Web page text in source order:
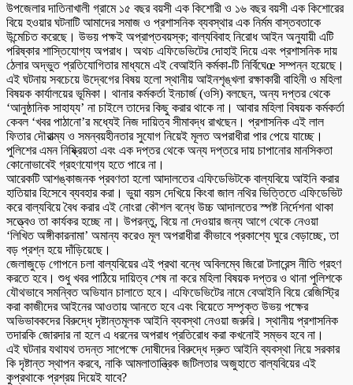
উপজেলার দাতিনাখালী গ্রামে ১৫ বছর বয়সী এক কিশোরী ও ১৬ বছর বয়সী এক কিশোরের
বিয়ে হওয়ার ঘটনাটি আমাদের সমাজ ও প্রশাসনিক ব্যবস্থার এক নির্মম বাস্তবতাকে
উন্মেচিত করেছে। উভয় পক্ষই অপ্রাপ্তবয়স্ক; বাল্যবিবাহ নিরোধ আইন অনুযায়ী এটি
পরিষ্কার শাস্তিযোগ্য অপরাধ। অথচ এফিডেভিটের দোহাই দিয়ে এবং প্রশাসনিক দায়
ঠেলার অদ্ভুত প্রতিযোগিতার মাধ্যমে এই বেআইনি কর্মকা-টি নির্বিঘেœ সম্পন্ন হয়েছে।
এই ঘটনায় সবচেয়ে উদ্বেগের বিষয় হলো স্থানীয় আইনশৃঙ্খলা রক্ষাকারী বাহিনী ও মহিলা
বিষয়ক কার্যালয়ের ভূমিকা। থানার কর্মকর্তা ইনচার্জ (ওসি) বলছেন, অন্য দপ্তর থেকে
‘আনুষ্ঠানিক সাহায্য’ না চাইলে তাদের কিছু করার থাকে না। আবার মহিলা বিষয়ক কর্মকর্তা
কেবল ‘খবর পাঠানো’র মধ্যেই নিজ দায়িত্ব সীমাবদ্ধ রাখছেন। প্রশাসনিক এই লাল
ফিতার দৌরাত্ম্য ও সমন্বয়হীনতার সুযোগ নিয়েই মূলত অপরাধীরা পার পেয়ে যাচ্ছে।
পুলিশের এমন নিষ্ক্রিয়তা এবং এক দপ্তর থেকে অন্য দপ্তরে দায় চাপানোর মানসিকতা
কোনোভাবেই গ্রহণযোগ্য হতে পারে না।
আরেকটি আশঙ্কাজনক প্রবণতা হলো আদালতের এফিডেভিটকে বাল্যবিয়ে আইনি করার
হাতিয়ার হিসেবে ব্যবহার করা। ভুয়া বয়স দেখিয়ে কিংবা জাল নথির ভিত্তিতে এফিডেভিট
করে বাল্যবিয়ে বৈধ করার এই নোংরা কৌশল বন্ধে উচ্চ আদালতের স্পষ্ট নির্দেশনা থাকা
সত্ত্বেও তা কার্যকর হচ্ছে না। উপরন্তু, বিয়ে না দেওয়ার জন্য আগে থেকে নেওয়া
‘লিখিত অঙ্গীকারনামা’ অমান্য করেও মূল অপরাধীরা কীভাবে প্রকাশ্যে ঘুরে বেড়াচ্ছে, তা
বড় প্রশ্ন হয়ে দাঁড়িয়েছে।
জেলাজুড়ে গোপনে চলা বাল্যবিয়ের এই প্রথা বন্ধে অবিলম্বে জিরো টলারেন্স নীতি গ্রহণ
করতে হবে। শুধু খবর পাঠিয়ে দায়িত্ব শেষ না করে মহিলা বিষয়ক দপ্তর ও থানা পুলিশকে
যৌথভাবে সমন্বিত অভিযান চালাতে হবে। এফিডেভিটের নামে বেআইনি বিয়ে রেজিস্ট্রি
করা কাজীদের আইনের আওতায় আনতে হবে এবং বিয়েতে সম্পৃক্ত উভয় পক্ষের
অভিভাবকদের বিরুদ্ধে দৃষ্টান্তমূলক আইনি ব্যবস্থা নেওয়া জরুরি। স্থানীয় প্রশাসনিক
তদারকি জোরদার না হলে এ ধরনের অপরাধ প্রতিরোধ করা কখনোই সম্ভব হবে না।
এই ঘটনার যথাযথ তদন্ত সাপেক্ষে দোষীদের বিরুদ্ধে দ্রুত আইনি ব্যবস্থা নিয়ে সরকার
কি দৃষ্টান্ত স্থাপন করবে, নাকি আমলাতান্ত্রিক জটিলতার অজুহাতে বাল্যবিয়ের এই
কুপ্রথাকে প্রশ্রয় দিয়েই যাবে?